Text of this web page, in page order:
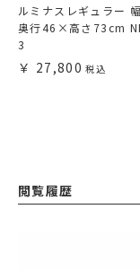
ルミナスレギュラー
奥行46×高さ73cm
3
27,800
閲覧履歴